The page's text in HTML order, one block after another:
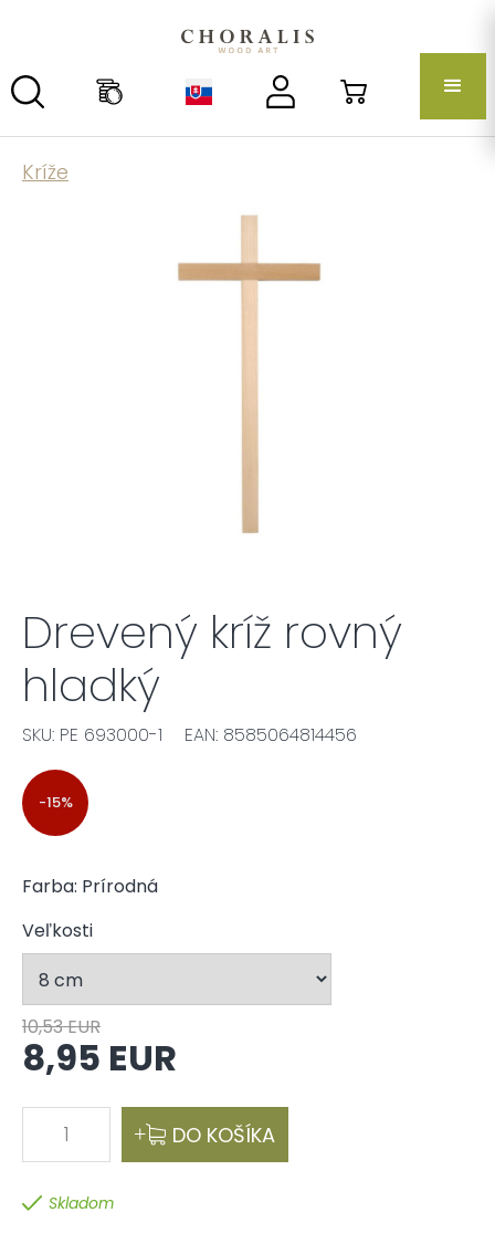
Kríže
Drevený kríž rovný
hladký
SKU: PE 693000-1 EAN: 8585064814456
-15%
Farba: Prírodná
Veľkosti
10,53 EUR
8,95 EUR
1 DO KOŠÍKA
Skladom